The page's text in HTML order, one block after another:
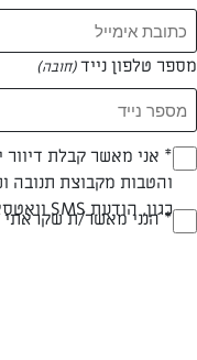
מספר טלפון נייד(חובה)
(חובה)* אני מאשר קבלת דיוור
והטבות מקבוצת תנובה
כגון, הודעת SMS וואטסאפ, מייל(חובה)
* הנני מאשר/ת